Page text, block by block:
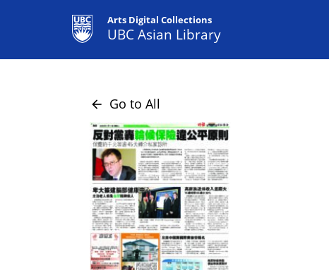
Arts Digital Collections
UBC Asian Library
arrow_back Go to All